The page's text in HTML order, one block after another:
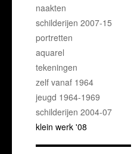
naakten
schilderijen 2007-15
portretten
aquarel
tekeningen
zelf vanaf 1964
jeugd 1964-1969
schilderijen 2004-07
klein werk '08